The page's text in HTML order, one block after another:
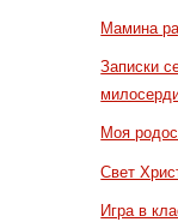
Мамина
Записки
Моя
Свет
Игра в